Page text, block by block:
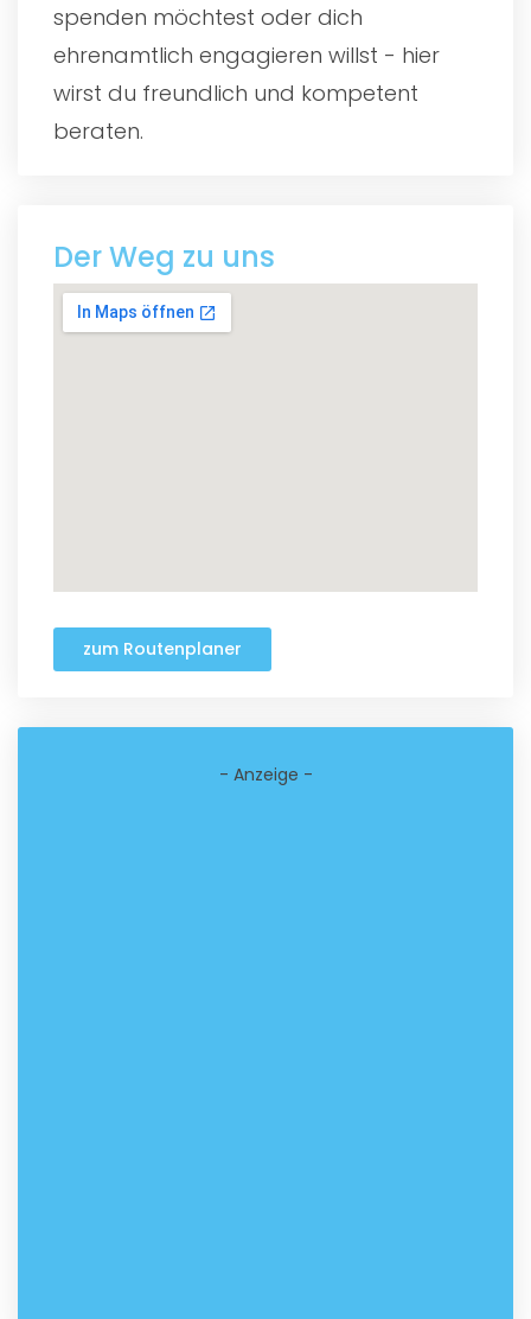
spenden möchtest oder dich
ehrenamtlich engagieren willst - hier
wirst du freundlich und kompetent
beraten.
Der Weg zu uns
zum Routenplaner
- Anzeige -